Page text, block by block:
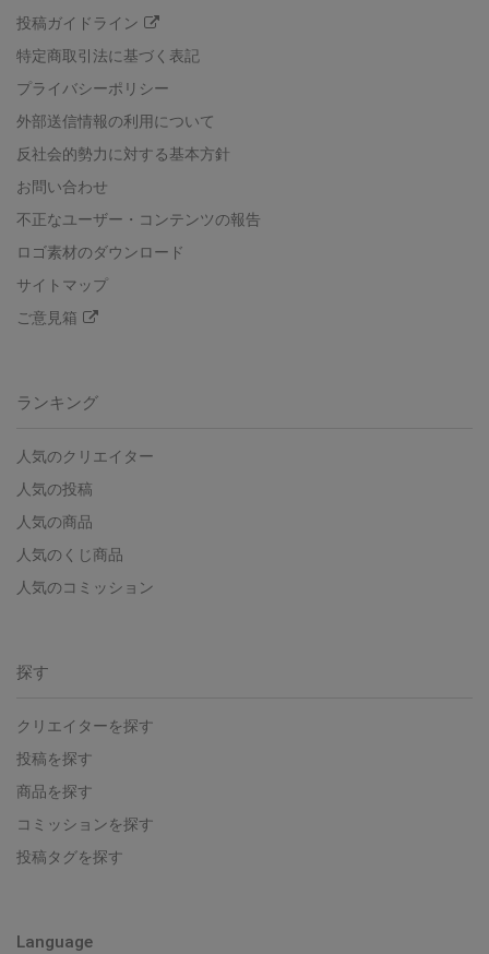
投稿ガイドライン
特定商取引法に基づく表記
プライバシーポリシー
外部送信情報の利用について
反社会的勢力に対する基本方針
お問い合わせ
不正なユーザー・コンテンツの報告
ロゴ素材のダウンロード
サイトマップ
ご意見箱
ランキング
人気のクリエイター
人気の投稿
人気の商品
人気のくじ商品
人気のコミッション
探す
クリエイターを探す
投稿を探す
商品を探す
コミッションを探す
投稿タグを探す
Language